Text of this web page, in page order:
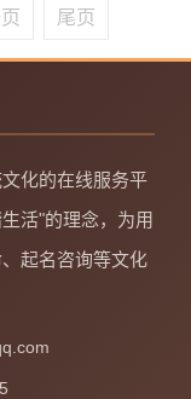
尾页
化的在线服务平
活"的理念，为用
起名咨询等文化